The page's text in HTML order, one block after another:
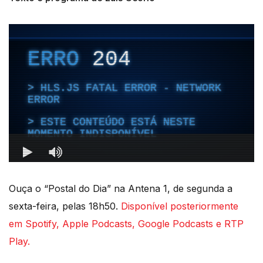
Ouça o “Postal do Dia” na Antena 1, de segunda a
sexta-feira, pelas 18h50. Disponível posteriormente
em Spotify, Apple Podcasts, Google Podcasts e RTP
Play.